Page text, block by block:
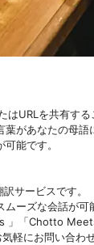
URLを共有す
があなたの母語
能です。
サービスです。
ーズな会話が可
「Chotto
軽にお問い合わせ